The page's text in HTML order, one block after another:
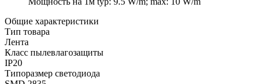
Общие характеристики
Тип товара
Лента
Класс пылевлагозащиты
IP20
Типоразмер светодиода